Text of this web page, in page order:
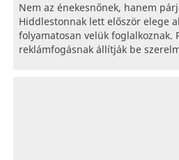
Nem az énekesnőnek, hanem
Hiddlestonnak lett először elege
folyamatosan velük foglalkoznak.
reklámfogásnak állítják be